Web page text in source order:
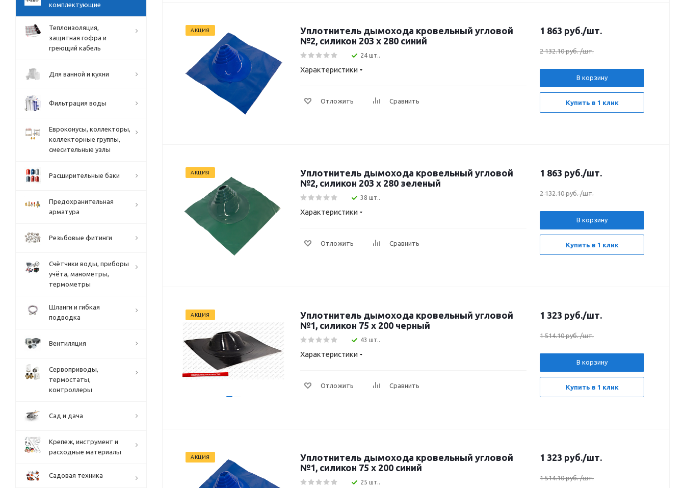
АКЦИЯ
Уплотнитель дымохода кровельный угловой
№2, силикон 203 х 280 синий
24 шт..
Характеристики
Отложить Сравнить
1 863 руб./шт.
2 132.10 руб. /шт.
В корзину
Купить в 1 клик
АКЦИЯ
Уплотнитель дымохода кровельный угловой
№2, силикон 203 х 280 зеленый
38 шт..
Характеристики
Отложить Сравнить
1 863 руб./шт.
2 132.10 руб. /шт.
В корзину
Купить в 1 клик
АКЦИЯ
Уплотнитель дымохода кровельный угловой
№1, силикон 75 х 200 черный
43 шт..
Характеристики
Отложить Сравнить
1 323 руб./шт.
1 514.10 руб. /шт.
В корзину
Купить в 1 клик
АКЦИЯ
Уплотнитель дымохода кровельный угловой
№1, силикон 75 х 200 синий
25 шт..
1 323 руб./шт.
1 514.10 руб. /шт.
комплектующие
Теплоизоляция,
защитная гофра и
греющий кабель
Для ванной и кухни
Фильтрация воды
Евроконусы, коллекторы,
коллекторные группы,
смесительные узлы
Расширительные баки
Предохранительная
арматура
Резьбовые фитинги
Счётчики воды, приборы
учёта, манометры,
термометры
Шланги и гибкая
подводка
Вентиляция
Сервоприводы,
термостаты,
контроллеры
Сад и дача
Крепеж, инструмент и
расходные материалы
Садовая техника